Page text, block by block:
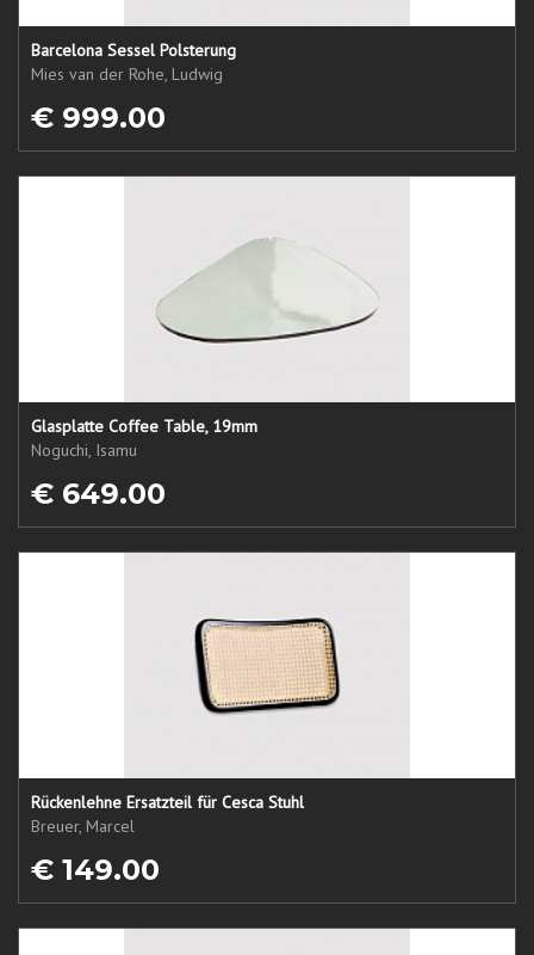
Barcelona Sessel Polsterung
Mies van der Rohe, Ludwig
€ 999.00
Glasplatte Coffee Table, 19mm
Noguchi, Isamu
€ 649.00
Rückenlehne Ersatzteil für Cesca Stuhl
Breuer, Marcel
€ 149.00